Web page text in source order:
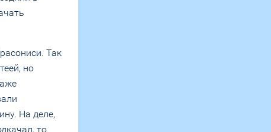
Так
но
На деле,
то